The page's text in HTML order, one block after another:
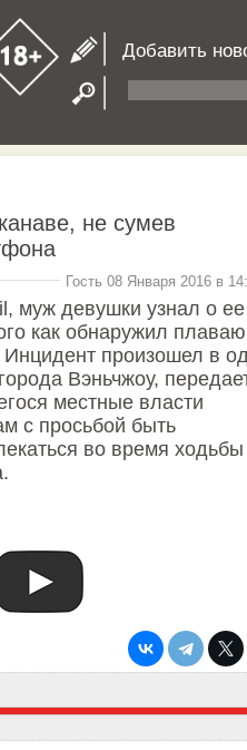
Добавить
не сумев
Гость 08 Января 2016 в
муж девушки узнал о ее
как обнаружил
Инцидент произошел в
Вэньчжоу,
местные власти
с просьбой быть
во время